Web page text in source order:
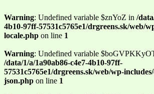
Warning: Undefined variable $znYoZ in /
4b10-97ff-57531c5765e1/drgreens.sk/web/
locale.php on line 1
Warning: Undefined variable
/data/1/a/1a90ab86-c4e7-4b10-97ff-
57531c5765e1/drgreens.sk/web/wp-
json.php on line 1